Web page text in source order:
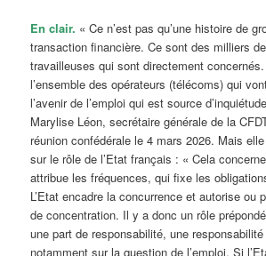
En clair. « Ce n’est pas qu’une histoire de
transaction financière. Ce sont des milliers
travailleuses qui sont directement
l’ensemble des opérateurs (télécoms) qui
l’avenir de l’emploi qui est source
Marylise Léon, secrétaire générale de la
réunion confédérale le 4 mars 2026. Mais
sur le rôle de l’Etat français : « Cela
attribue les fréquences, qui fixe les
L’Etat encadre la concurrence et autorise ou
de concentration. Il y a donc un rôle
une part de responsabilité, une
notamment sur la question de l’emploi. Si